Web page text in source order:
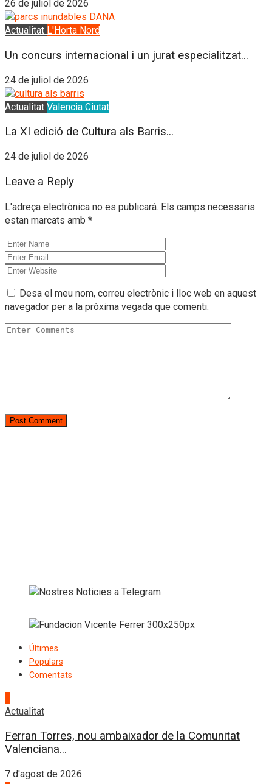
26 de juliol de 2026
Actualitat L'Horta Nord
Un concurs internacional i un jurat especialitzat...
24 de juliol de 2026
Actualitat Valencia Ciutat
La XI edició de Cultura als Barris...
24 de juliol de 2026
Leave a Reply
L'adreça electrònica no es publicarà. Els camps necessaris
estan marcats amb *
Desa el meu nom, correu electrònic i lloc web en aquest
navegador per a la pròxima vegada que comenti.
Últimes
Populars
Comentats
Actualitat
Ferran Torres, nou ambaixador de la Comunitat
Valenciana...
7 d'agost de 2026